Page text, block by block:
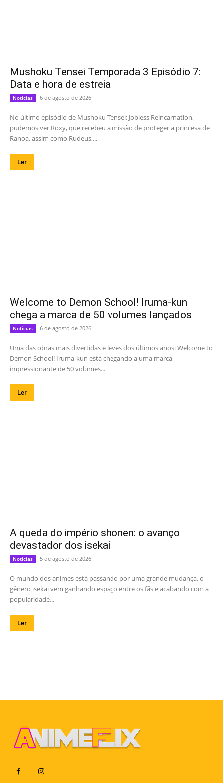
Mushoku Tensei Temporada 3 Episódio 7:
Data e hora de estreia
Notícias 6 de agosto de 2026
No último episódio de Mushoku Tensei: Jobless Reincarnation,
pudemos ver Roxy, que recebeu a missão de proteger a princesa de
Ranoa, assim como Rudeus,...
Ler
Welcome to Demon School! Iruma-kun
chega a marca de 50 volumes lançados
Notícias 6 de agosto de 2026
Uma das obras mais divertidas e leves dos últimos anos: Welcome to
Demon School! Iruma-kun está chegando a uma marca
impressionante de 50 volumes...
Ler
A queda do império shonen: o avanço
devastador dos isekai
Notícias 5 de agosto de 2026
O mundo dos animes está passando por uma grande mudança, o
gênero isekai vem ganhando espaço entre os fãs e acabando com a
popularidade...
Ler